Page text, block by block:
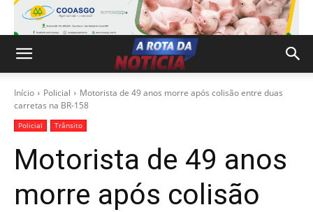
Início Policial
Motorista de 49 anos morre após colisão entre duas
carretas na BR-158
Policial Trânsito
Motorista de 49 anos
morre após colisão